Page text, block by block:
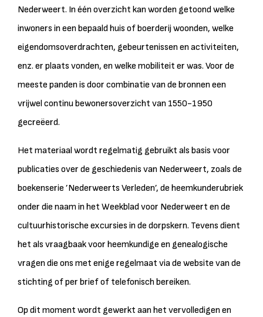
Nederweert. In één overzicht kan worden getoond welke
inwoners in een bepaald huis of boerderij woonden, welke
eigendomsoverdrachten, gebeurtenissen en activiteiten,
enz. er plaats vonden, en welke mobiliteit er was. Voor de
meeste panden is door combinatie van de bronnen een
vrijwel continu bewonersoverzicht van 1550-1950
gecreëerd.
Het materiaal wordt regelmatig gebruikt als basis voor
publicaties over de geschiedenis van Nederweert, zoals de
boekenserie ’Nederweerts Verleden’, de heemkunderubriek
onder die naam in het Weekblad voor Nederweert en de
cultuurhistorische excursies in de dorpskern. Tevens dient
het als vraagbaak voor heemkundige en genealogische
vragen die ons met enige regelmaat via de website van de
stichting of per brief of telefonisch bereiken.
Op dit moment wordt gewerkt aan het vervolledigen en